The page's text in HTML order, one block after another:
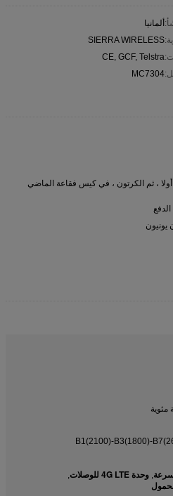
ألمانيا
SIERRA WIRELESS
CE, GCF, Telstra
MC7304
، ثم الكرتون ، في كيس فقاعة الماضي
B1(2100)-B3(1800)-
, وحدة 4G LTE للوصلات ,